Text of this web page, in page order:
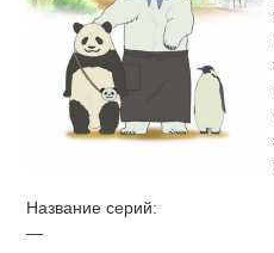
Название серий:
—